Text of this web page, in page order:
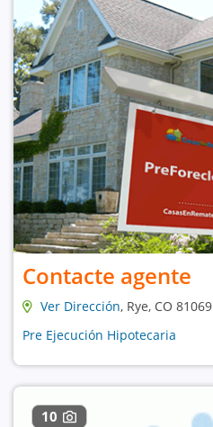
Contacte agente
Ver Dirección, Rye, CO 81069
Pre Ejecución Hipotecaria
10